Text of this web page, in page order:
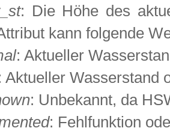
: Die Höhe des
kann folgende
: Aktueller
Aktueller Wasserstand
: Unbekannt, da
: Fehlfunktion